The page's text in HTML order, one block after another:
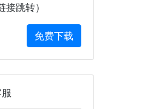
跳转）
免费下载